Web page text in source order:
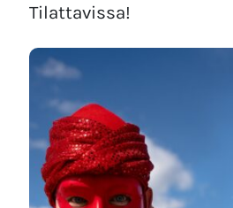
Tilattavissa!